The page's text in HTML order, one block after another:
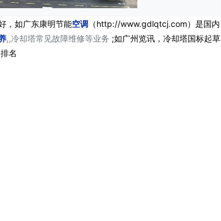
，如广东康明节能空调 （http://www.gdlqtcj.com）是国内
,,冷却塔常见故障维修等业务 ;如广州览讯，冷却塔国标起草
名